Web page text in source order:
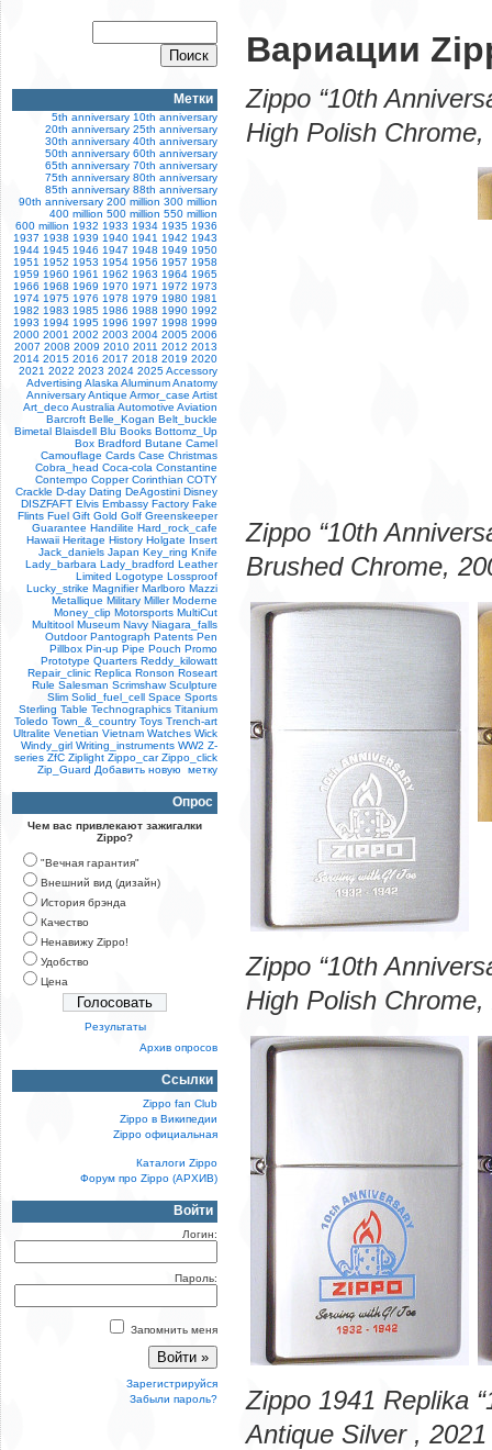
Вариации
Zippo “10th
High Polish
Zippo “10th
Brushed Chrome,
Zippo “10th
High Polish
Zippo 1941 Replika
Antique Silver ,
Метки
5th anniversary 10th anniversary
20th anniversary 25th anniversary
30th anniversary 40th anniversary
50th anniversary 60th anniversary
65th anniversary 70th anniversary
75th anniversary 80th anniversary
85th anniversary 88th anniversary
90th anniversary 200 million 300 million
400 million 500 million 550 million
600 million 1932 1933 1934 1935 1936
1937 1938 1939 1940 1941 1942 1943
1944 1945 1946 1947 1948 1949 1950
1951 1952 1953 1954 1956 1957 1958
1959 1960 1961 1962 1963 1964 1965
1966 1968 1969 1970 1971 1972 1973
1974 1975 1976 1978 1979 1980 1981
1982 1983 1985 1986 1988 1990 1992
1993 1994 1995 1996 1997 1998 1999
2000 2001 2002 2003 2004 2005 2006
2007 2008 2009 2010 2011 2012 2013
2014 2015 2016 2017 2018 2019 2020
2021 2022 2023 2024 2025Accessory
Advertising Alaska AluminumAnatomy
AnniversaryAntique Armor_case Artist
Art_decoAustralia Automotive Aviation
Barcroft Belle_Kogan Belt_buckle
Bimetal Blaisdell Blu Books Bottomz_Up
Box Bradford Butane Camel
Camouflage Cards Case Christmas
Cobra_head Coca-cola Constantine
Contempo Copper Corinthian COTY
Crackle D-day Dating DeAgostini Disney
DISZFAFT Elvis Embassy Factory Fake
Flints Fuel Gift Gold Golf Greenskeeper
Guarantee Handilite Hard_rock_cafe
Hawaii Heritage History Holgate Insert
Jack_daniels Japan Key_ring Knife
Lady_barbara Lady_bradford Leather
Limited Logotype Lossproof
Lucky_strike Magnifier Marlboro Mazzi
Metallique Military Miller Moderne
Money_clip Motorsports MultiCut
Multitool Museum Navy Niagara_falls
Outdoor Pantograph Patents Pen
Pillbox Pin-up Pipe Pouch Promo
Prototype Quarters Reddy_kilowatt
Repair_clinic Replica Ronson Roseart
Rule Salesman Scrimshaw Sculpture
Slim Solid_fuel_cell Space Sports
Sterling Table Technographics Titanium
Toledo Town_&_country Toys Trench-art
Ultralite Venetian Vietnam Watches Wick
Windy_girl Writing_instruments WW2 Z-
series ZfC Ziplight Zippo_car Zippo_click
Zip_Guard Добавить новую метку
Опрос
Чем вас привлекают зажигалки
Zippo?
"Вечная гарантия"
Внешний вид (дизайн)
История брэнда
Качество
Ненавижу Zippo!
Удобство
Цена
Результаты
Архив опросов
Ссылки
Zippo fan Club
Zippo в Википедии
Zippo официальная
Каталоги Zippo
Форум про Zippo (АРХИВ)
Войти
Логин:
Пароль:
Запомнить меня
Зарегистрируйся
Забыли пароль?